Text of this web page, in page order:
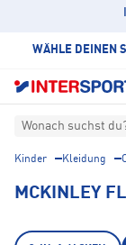
WÄHLE DEINEN
Wonach suchst
Kinder Kleidung
MCKINLEY